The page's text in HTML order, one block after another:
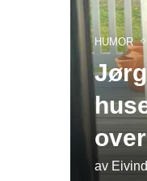
HUMOR
av